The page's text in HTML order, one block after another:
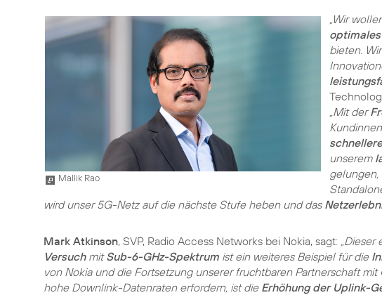
Mallik Rao
„Wir
bieten.
„Mit der
unserem
gelungen,
wird unser 5G-Netz auf die nächste Stufe heben und das
Mark Atkinson, SVP, Radio Access Networks bei Nokia, sagt: „Dieser
VersuchmitSub-6-GHz-Spektrum ist ein weiteres Beispiel für die
von Nokia und die Fortsetzung unserer fruchtbaren Partnerschaft mit
hohe Downlink-Datenraten erfordern, ist die Erhöhung der Uplink-